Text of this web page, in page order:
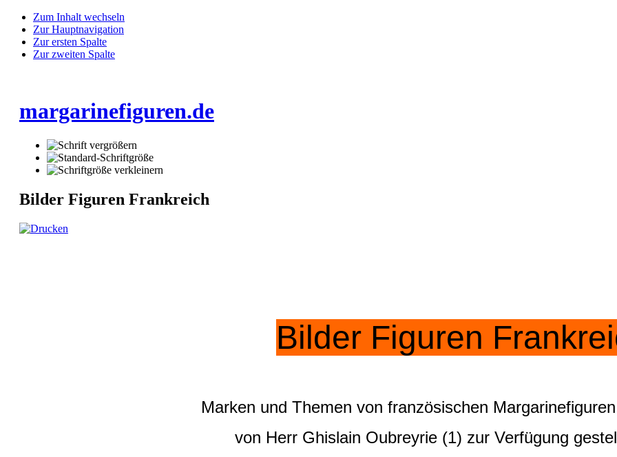
Zum Inhalt wechseln
Zur Hauptnavigation
Zur ersten Spalte
Zur zweiten Spalte
margarinefiguren.de
Bilder Figuren Frankreich
Bilder Figuren
Marken und Themen von französischen
von Herr Ghislain Oubreyrie (1) zur Verfügung